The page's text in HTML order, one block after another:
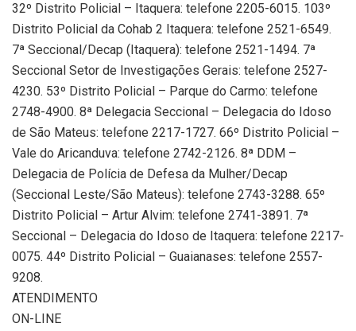
32º Distrito Policial – Itaquera: telefone 2205-6015. 103º
Distrito Policial da Cohab 2 Itaquera: telefone 2521-6549.
7ª Seccional/Decap (Itaquera): telefone 2521-1494. 7ª
Seccional Setor de Investigações Gerais: telefone 2527-
4230. 53º Distrito Policial – Parque do Carmo: telefone
2748-4900. 8ª Delegacia Seccional – Delegacia do Idoso
de São Mateus: telefone 2217-1727. 66º Distrito Policial –
Vale do Aricanduva: telefone 2742-2126. 8ª DDM –
Delegacia de Polícia de Defesa da Mulher/Decap
(Seccional Leste/São Mateus): telefone 2743-3288. 65º
Distrito Policial – Artur Alvim: telefone 2741-3891. 7ª
Seccional – Delegacia do Idoso de Itaquera: telefone 2217-
0075. 44º Distrito Policial – Guaianases: telefone 2557-
9208.
ATENDIMENTO
ON-LINE